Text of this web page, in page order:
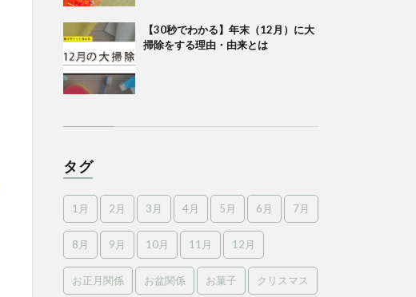
【30秒でわかる】年末（12月）に大
掃除をする理由・由来とは
タグ
1月 2月 3月 4月 5月 6月 7月
8月 9月 10月 11月 12月
お正月関係 お盆関係 お菓子 クリスマス